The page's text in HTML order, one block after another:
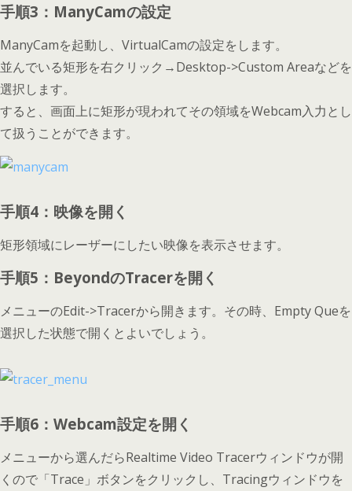
手順3：ManyCamの設定
ManyCamを起動し、VirtualCamの設定をします。
並んでいる矩形を右クリック→Desktop->Custom Areaなどを
選択します。
すると、画面上に矩形が現われてその領域をWebcam入力とし
て扱うことができます。
手順4：映像を開く
矩形領域にレーザーにしたい映像を表示させます。
手順5：BeyondのTracerを開く
メニューのEdit->Tracerから開きます。その時、Empty Queを
選択した状態で開くとよいでしょう。
手順6：Webcam設定を開く
メニューから選んだらRealtime Video Tracerウィンドウが開
くので「Trace」ボタンをクリックし、Tracingウィンドウを